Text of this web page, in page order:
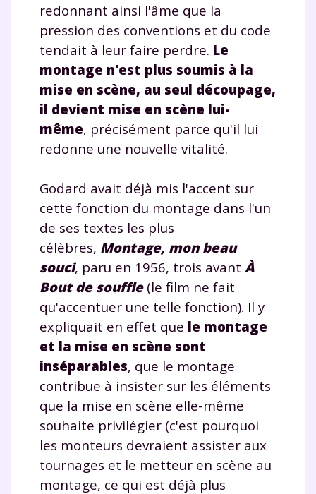
redonnant ainsi l'âme que la
pression des conventions et du code
tendait à leur faire perdre. Le
montage n'est plus soumis à la
mise en scène, au seul découpage,
il devient mise en scène lui-
même, précisément parce qu'il lui
redonne une nouvelle vitalité.
Godard avait déjà mis l'accent sur
cette fonction du montage dans l'un
de ses textes les plus
célèbres, Montage, mon beau
souci, paru en 1956, trois avant À
Bout de souffle(le film ne fait
qu'accentuer une telle fonction). Il y
expliquait en effet que le montage
et la mise en scène sont
inséparables, que le montage
contribue à insister sur les éléments
que la mise en scène elle-même
souhaite privilégier (c'est pourquoi
les monteurs devraient assister aux
tournages et le metteur en scène au
montage, ce qui est déjà plus